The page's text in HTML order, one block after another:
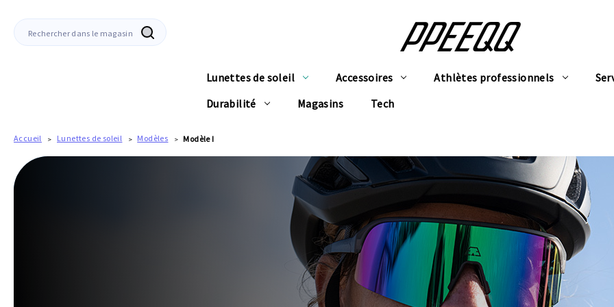
Recherche
Lunettes de soleil Accessoires Athlètes professionnels
Durabilité
Magasins Tech
Accueil Lunettes de soleil Modèles Modèle I